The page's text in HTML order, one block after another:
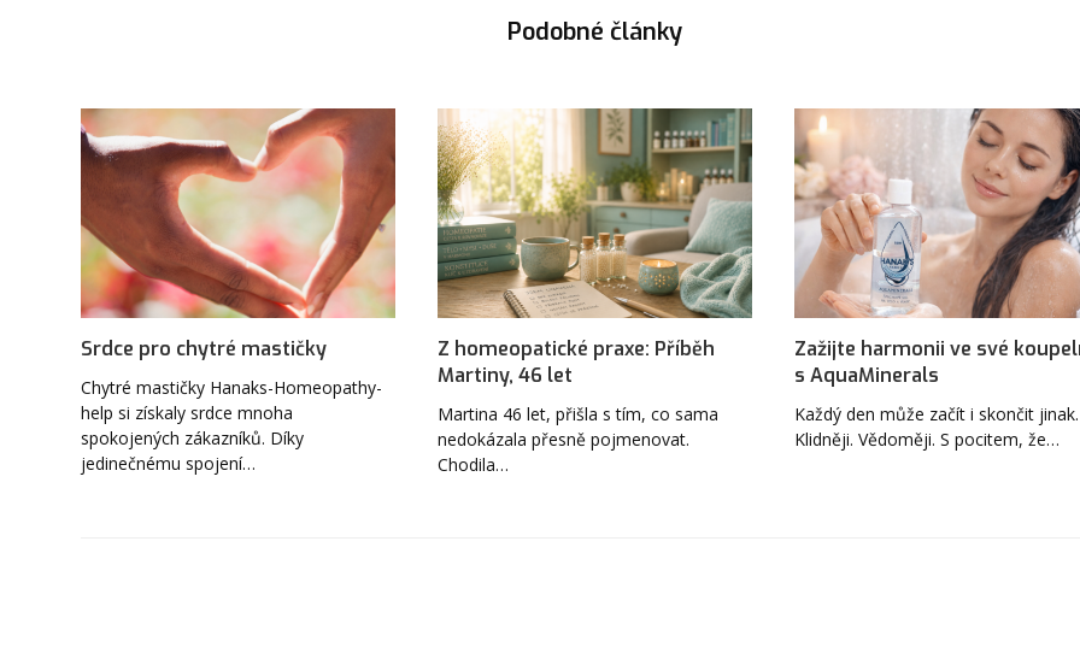
Podobné články
Srdce pro chytré mastičky
Chytré mastičky Hanaks-Homeopathy-
help si získaly srdce mnoha
spokojených zákazníků. Díky
jedinečnému spojení…
Z homeopatické praxe: Příběh
Martiny, 46 let
Martina 46 let, přišla s tím, co sama
nedokázala přesně pojmenovat.
Chodila…
Zažijte harmonii ve své
s AquaMinerals
Každý den může začít i skončit jinak.
Klidněji. Vědoměji. S pocitem, že…